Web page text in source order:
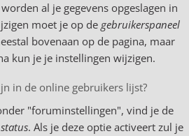
al je gegevens opgeslagen in
moet je op de gebruikerspaneel
bovenaan op de pagina, maar
kun je je instellingen wijzigen.
in de online gebruikers lijst?
"foruminstellingen", vind je de
. Als je deze optie activeert zul je